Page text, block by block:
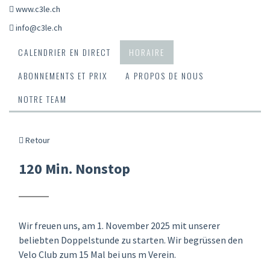
www.c3le.ch
info@c3le.ch
CALENDRIER EN DIRECT
HORAIRE
ABONNEMENTS ET PRIX
A PROPOS DE NOUS
NOTRE TEAM
Retour
120 Min. Nonstop
Wir freuen uns, am 1. November 2025 mit unserer
beliebten Doppelstunde zu starten. Wir begrüssen den
Velo Club zum 15 Mal bei uns m Verein.